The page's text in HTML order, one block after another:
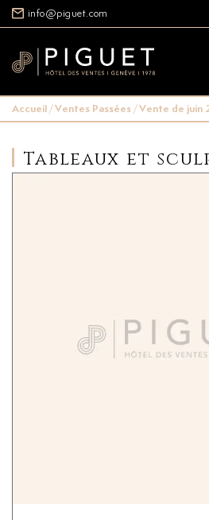
info@piguet.com
Accueil/Ventes Passées/Vente de juin
Tableaux et